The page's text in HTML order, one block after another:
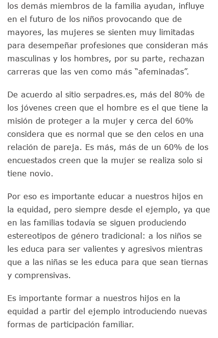
los demás miembros de la familia ayudan, influye
en el futuro de los niños provocando que de
mayores, las mujeres se sienten muy limitadas
para desempeñar profesiones que consideran más
masculinas y los hombres, por su parte, rechazan
carreras que las ven como más “afeminadas”.
De acuerdo al sitio serpadres.es, más del 80% de
los jóvenes creen que el hombre es el que tiene la
misión de proteger a la mujer y cerca del 60%
considera que es normal que se den celos en una
relación de pareja. Es más, más de un 60% de los
encuestados creen que la mujer se realiza solo si
tiene novio.
Por eso es importante educar a nuestros hijos en
la equidad, pero siempre desde el ejemplo, ya que
en las familias todavía se siguen produciendo
estereotipos de género tradicional: a los niños se
les educa para ser valientes y agresivos mientras
que a las niñas se les educa para que sean tiernas
y comprensivas.
Es importante formar a nuestros hijos en la
equidad a partir del ejemplo introduciendo nuevas
formas de participación familiar.